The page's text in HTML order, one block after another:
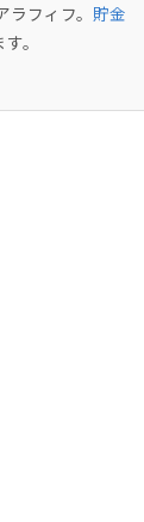
フィフ。 貯金
。